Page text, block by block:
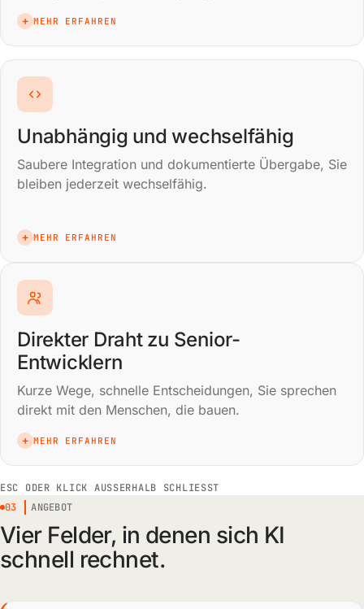
+ MEHR ERFAHREN
Unabhängig und wechselfähig
Saubere Integration und dokumentierte Übergabe, Sie
bleiben jederzeit wechselfähig.
+ MEHR ERFAHREN
Direkter Draht zu Senior-
Entwicklern
Kurze Wege, schnelle Entscheidungen, Sie sprechen
direkt mit den Menschen, die bauen.
+ MEHR ERFAHREN
ESC ODER KLICK AUSSERHALB SCHLIESST
03
ANGEBOT
Vier Felder, in denen sich KI
schnell rechnet.